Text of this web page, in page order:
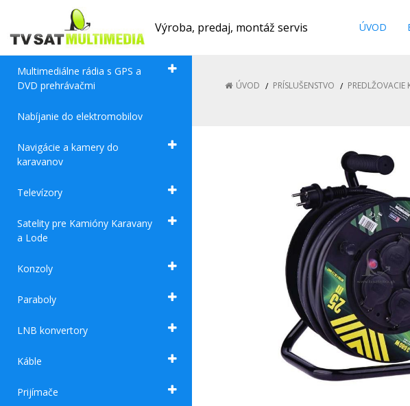
Výroba, predaj, montáž servis ÚVOD
Multimediálne rádia s GPS a
DVD prehrávačmi
Nabíjanie do elektromobilov
Navigácie a kamery do
karavanov
Televízory
Satelity pre Kamióny Karavany
a Lode
Konzoly
Paraboly
LNB konvertory
Káble
Prijímače
ÚVOD PRÍSLUŠENSTVO PREDLŽOVACIE